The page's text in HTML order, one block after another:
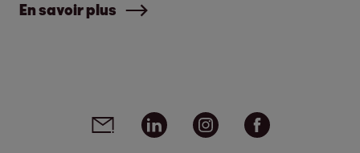
En savoir plus
Social media links - share article
Email Linkedin Instagram